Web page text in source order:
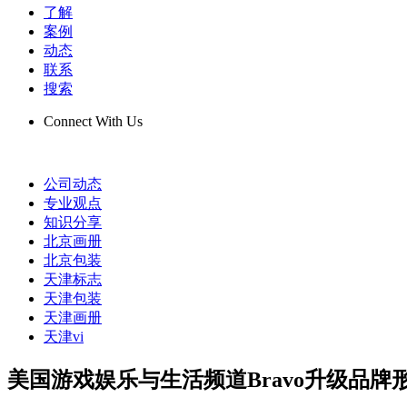
了解
案例
动态
联系
搜索
Connect With Us
公司动态
专业观点
知识分享
北京画册
北京包装
天津标志
天津包装
天津画册
天津vi
美国游戏娱乐与生活频道Bravo升级品牌